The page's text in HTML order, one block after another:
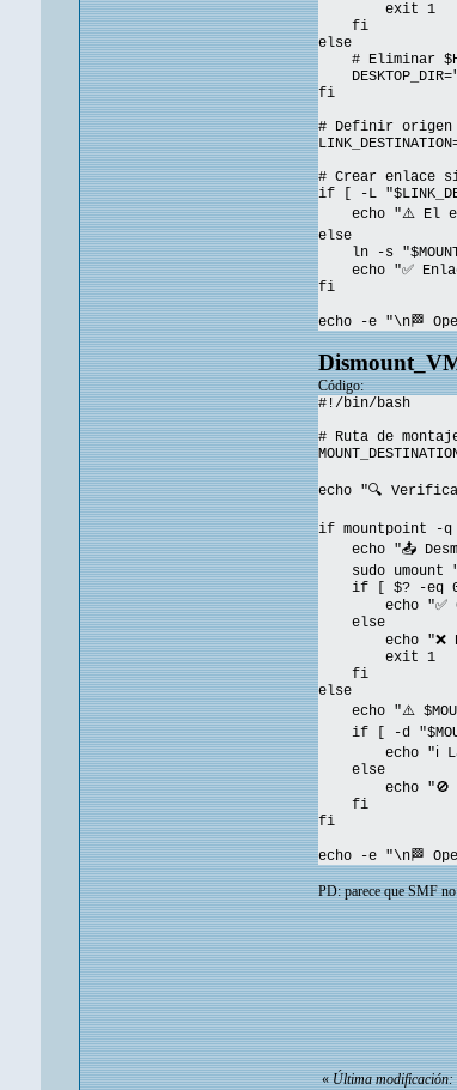
exit 1
fi
else
# Eliminar
fi
# Definir origen
# Crear enlace
if [ -L
echo "⚠️ El
else
ln -s
echo "✅
fi
echo -e "\n🏁
Código:
#!/bin/bash
# Ruta de
echo "🔍
if mountpoint -q
echo "📤
sudo umount
if [ $? -eq 0
echo "✅
else
echo "❌ Error
exit 1
fi
else
echo "⚠️
if [ -d
echo "ℹ️ La
else
echo "🚫 La
fi
fi
echo -e "\n🏁
PD: parece que SMF
«Última modificación: